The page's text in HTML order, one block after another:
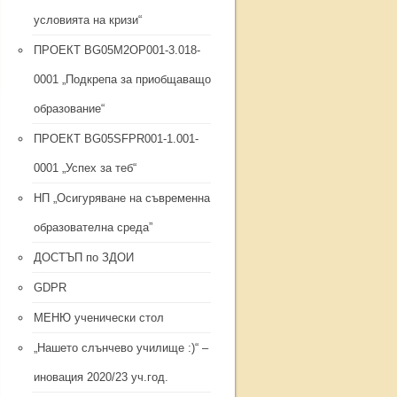
условията на кризи“
ПРОЕКТ BG05M2ОP001-3.018-
0001 „Подкрепа за приобщаващо
образование“
ПРОЕКТ BG05SFPR001-1.001-
0001 „Успех за теб“
НП „Осигуряване на съвременна
образователна среда”
ДОСТЪП по ЗДОИ
GDPR
МЕНЮ ученически стол
„Нашето слънчево училище :)“ –
иновация 2020/23 уч.год.